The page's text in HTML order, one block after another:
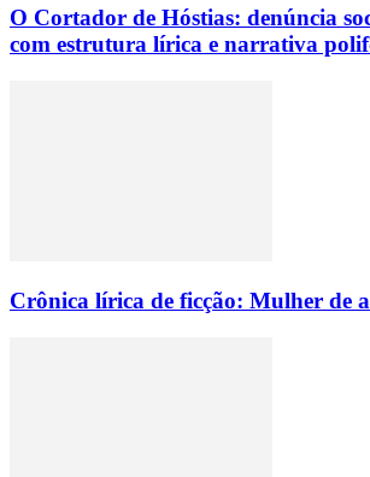
O Cortador de Hóstias: denúncia
com estrutura lírica e narrativa
Crônica lírica de ficção: Mulher de